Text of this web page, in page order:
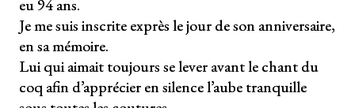
eu 94 ans.
Je me suis inscrite exprès le jour de son anniversaire,
en sa mémoire.
Lui qui aimait toujours se lever avant le chant du
coq afin d’apprécier en silence l’aube tranquille